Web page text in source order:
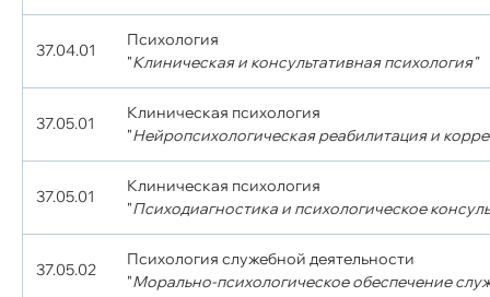
37.04.01
Психология
"Клиническая и консультативная психология"
37.05.01
Клиническая психология
"Нейропсихологическая реабилитация и
37.05.01
Клиническая психология
"Психодиагностика и психологическое
37.05.02
Психология служебной деятельности
"Морально-психологическое обеспечение